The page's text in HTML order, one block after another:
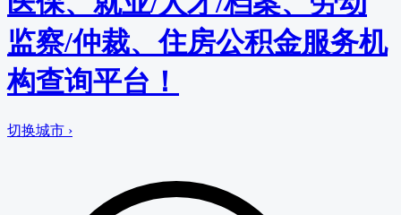
监察/仲裁、住房公积金服务机
构查询平台！
切换城市 ›